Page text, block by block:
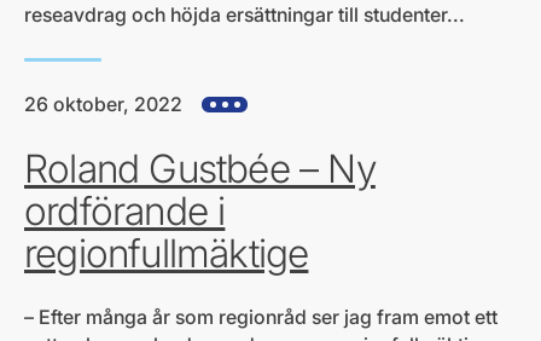
reseavdrag och höjda ersättningar till studenter...
26 oktober, 2022 Visa alla hjärtefrågor
Roland Gustbée – Ny
ordförande i
regionfullmäktige
– Efter många år som regionråd ser jag fram emot ett